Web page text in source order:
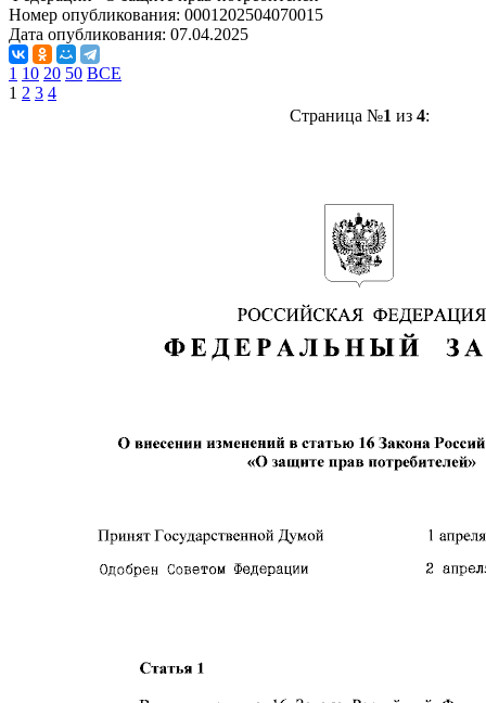
Номер опубликования: 0001202504070015
Дата опубликования: 07.04.2025
1 10 20 50 ВСЕ
1 2 3 4
Страница №1 из 4: